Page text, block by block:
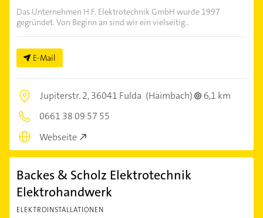
Das Unternehmen H.F. Elektrotechnik GmbH wurde 1997
gegründet. Von Beginn an sind wir ein vielseitig...
E-Mail
Jupiterstr. 2,36041 Fulda (Haimbach)
6,1 km
0661 38 09 57 55
Webseite
Backes & Scholz Elektrotechnik
Elektrohandwerk
ELEKTROINSTALLATIONEN